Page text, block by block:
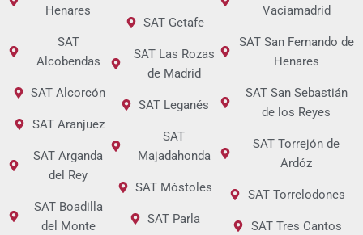
Henares
SAT
Alcobendas
SAT Alcorcón
SAT Aranjuez
SAT Arganda
del Rey
SAT Boadilla
del Monte
SAT Getafe
SAT Las Rozas
de Madrid
SAT Leganés
SAT
Majadahonda
SAT Móstoles
SAT Parla
Vaciamadrid
SAT San Fernando de
Henares
SAT San Sebastián
de los Reyes
SAT Torrejón de
Ardóz
SAT Torrelodones
SAT Tres Cantos